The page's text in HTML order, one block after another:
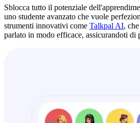
Sblocca tutto il potenziale
uno studente avanzato che vuole
strumenti innovativi come Talkpal AI,
parlato in modo efficace, assicurandoti di